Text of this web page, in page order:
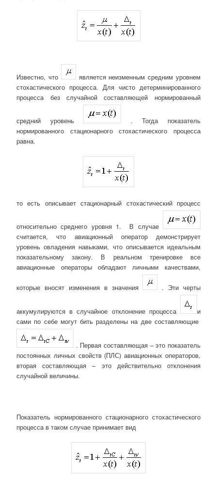
Известно, что
является неизменным средним уровнем
стохастического процесса. Для чисто детерминированного
процесса без случайной составляющей нормированный
средний уровень
. Тогда показатель
нормированного стационарного стохастического процесса
равна.
то есть описывает стационарный стохастический процесс
относительно среднего уровня 1. В случае
считается, что авиационный оператор демонстрирует
уровень овладения навыками, что описывается идеальным
показательному закону. В реальном тренировке все
авиационные операторы обладают личными качествами,
которые вносят изменения в значения . Эти черты
аккумулируются в случайное отклонение процесса
и
сами по себе могут бить разделены на две составляющие
. Первая составляющая – это показатель
постоянных личных свойств (ПЛС) авиационных операторов,
вторая составляющая – это действительно отклонения
случайной величины.
Показатель нормированного стационарного стохастического
процесса в таком случае принимает вид